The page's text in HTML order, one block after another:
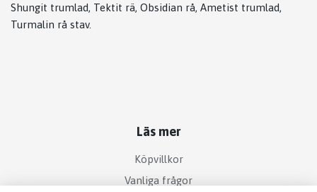
Shungit trumlad, Tektit rä, Obsidian rå, Ametist trumlad,
Turmalin rå stav.
Läs mer
Köpvillkor
Vanliga frågor